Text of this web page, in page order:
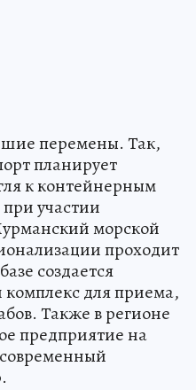
перемены. Так,
планирует
к контейнерным
участии
морской
проходит
создается
для приема,
Также в регионе
предприятие на